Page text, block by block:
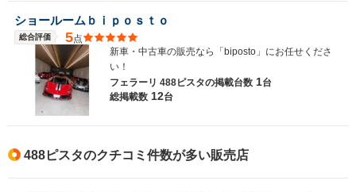
ショールームｂｉｐｏｓｔｏ
総合評価 5点
新車・中古車の販売なら「biposto」にお任せくださ
い！
フェラーリ 488ピスタの掲載台数 1台
総掲載数 12台
488ピスタのクチコミ件数が多い販売店